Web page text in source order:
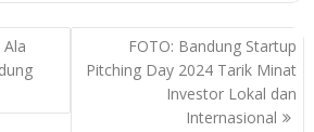
FOTO: Bandung Startup
Pitching Day 2024 Tarik Minat
Investor Lokal dan
Internasional